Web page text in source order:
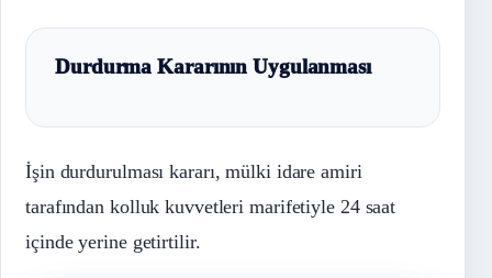
Durdurma Kararının Uygulanması
İşin durdurulması kararı, mülki idare amiri
tarafından kolluk kuvvetleri marifetiyle 24 saat
içinde yerine getirtilir.